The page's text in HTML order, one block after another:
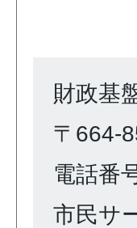
財政基
〒664-
電話番
市民サ